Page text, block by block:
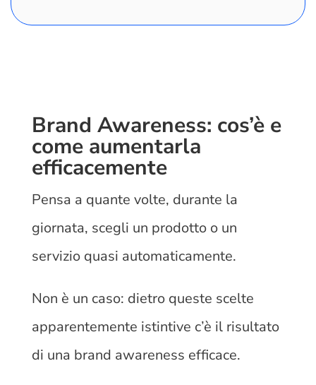
Brand Awareness: cos’è e
come aumentarla
efficacemente
Pensa a quante volte, durante la
giornata, scegli un prodotto o un
servizio quasi automaticamente.
Non è un caso: dietro queste scelte
apparentemente istintive c’è il risultato
di una brand awareness efficace.